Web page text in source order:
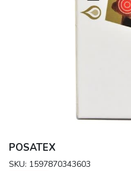
POSATEX
SKU: 1597870343603